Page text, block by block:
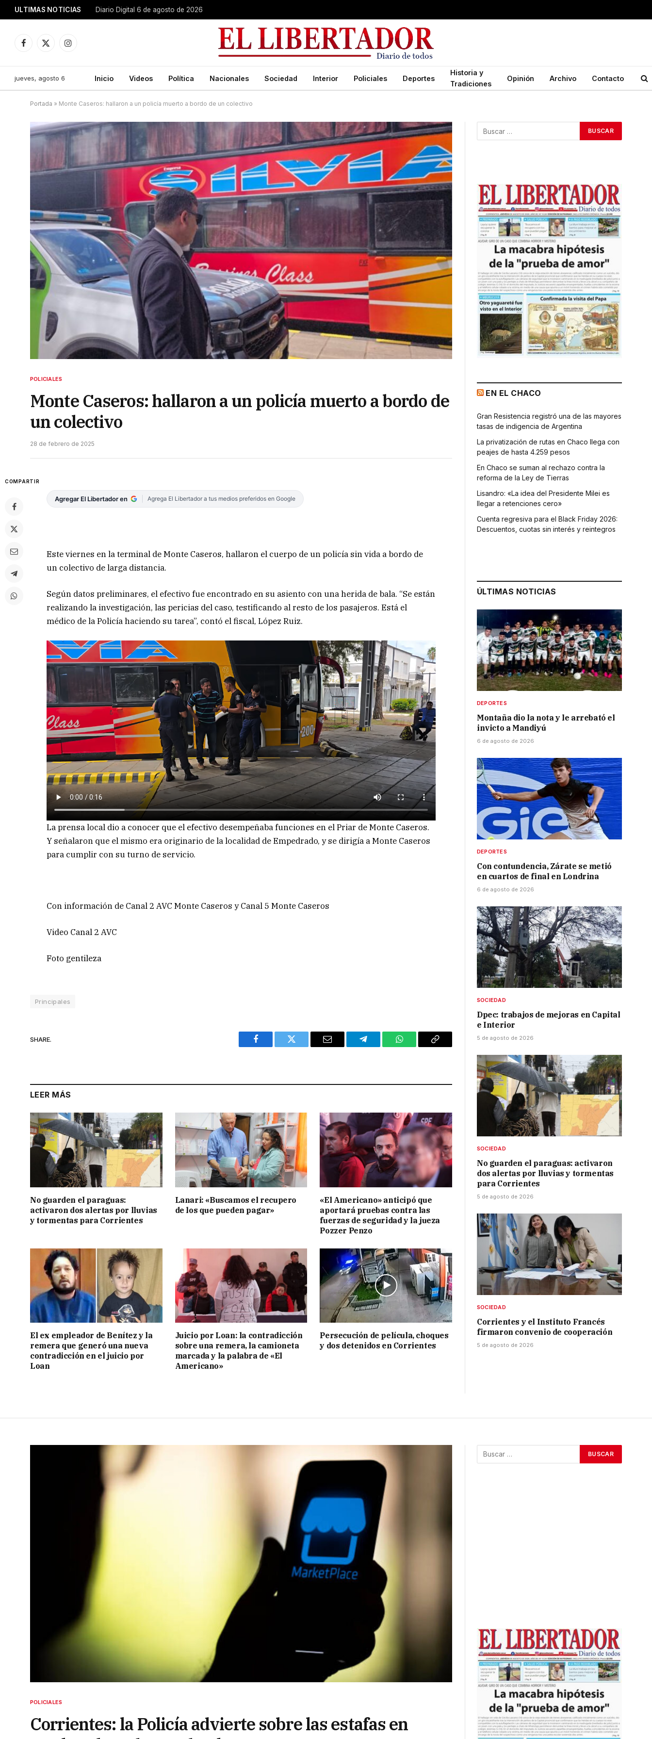
ULTIMAS NOTICIAS Diario Digital 6 de agosto de 2026
Facebook
X
Instagram
jueves, agosto 6 Inicio Videos Política Nacionales Sociedad Interior Policiales Deportes
Historia y
Tradiciones
Opinión Archivo Contacto
Portada » Monte Caseros: hallaron a un policía muerto a bordo de un colectivo
POLICIALES
Monte Caseros: hallaron a un policía muerto a bordo de
un colectivo
28 de febrero de 2025
COMPARTIR
Agregar El Libertador en Agrega El Libertador a tus medios preferidos en Google
Este viernes en la terminal de Monte Caseros, hallaron el cuerpo de un policía sin vida a bordo de
un colectivo de larga distancia.
Según datos preliminares, el efectivo fue encontrado en su asiento con una herida de bala. “Se están
realizando la investigación, las pericias del caso, testificando al resto de los pasajeros. Está el
médico de la Policía haciendo su tarea”, contó el fiscal, López Ruiz.
La prensa local dio a conocer que el efectivo desempeñaba funciones en el Priar de Monte Caseros.
Y señalaron que el mismo era originario de la localidad de Empedrado, y se dirigía a Monte Caseros
para cumplir con su turno de servicio.
Con información de Canal 2 AVC Monte Caseros y Canal 5 Monte Caseros
Video Canal 2 AVC
Foto gentileza
Principales
SHARE.
Facebook Twitter Email Telegram WhatsAppCopy
LEER MÁS
No guarden el paraguas:
activaron dos alertas por lluvias
y tormentas para Corrientes
Lanari: «Buscamos el recupero
de los que pueden pagar»
«El Americano» anticipó que
aportará pruebas contra las
fuerzas de seguridad y la jueza
Pozzer Penzo
El ex empleador de Benítez y la
remera que generó una nueva
contradicción en el juicio por
Loan
Juicio por Loan: la contradicción
sobre una remera, la camioneta
marcada y la palabra de «El
Americano»
Persecución de película, choques
y dos detenidos en Corrientes
EN EL CHACO
Gran Resistencia registró una de las mayores
tasas de indigencia de Argentina
La privatización de rutas en Chaco llega con
peajes de hasta 4.259 pesos
En Chaco se suman al rechazo contra la
reforma de la Ley de Tierras
Lisandro: «La idea del Presidente Milei es
llegar a retenciones cero»
Cuenta regresiva para el Black Friday 2026:
Descuentos, cuotas sin interés y reintegros
ÚLTIMAS NOTICIAS
DEPORTES
Montaña dio la nota y le arrebató el
invicto a Mandiyú
6 de agosto de 2026
DEPORTES
Con contundencia, Zárate se metió
en cuartos de final en Londrina
6 de agosto de 2026
SOCIEDAD
Dpec: trabajos de mejoras en Capital
e Interior
5 de agosto de 2026
SOCIEDAD
No guarden el paraguas: activaron
dos alertas por lluvias y tormentas
para Corrientes
5 de agosto de 2026
SOCIEDAD
Corrientes y el Instituto Francés
firmaron convenio de cooperación
5 de agosto de 2026
POLICIALES
Corrientes: la Policía advierte sobre las estafas en